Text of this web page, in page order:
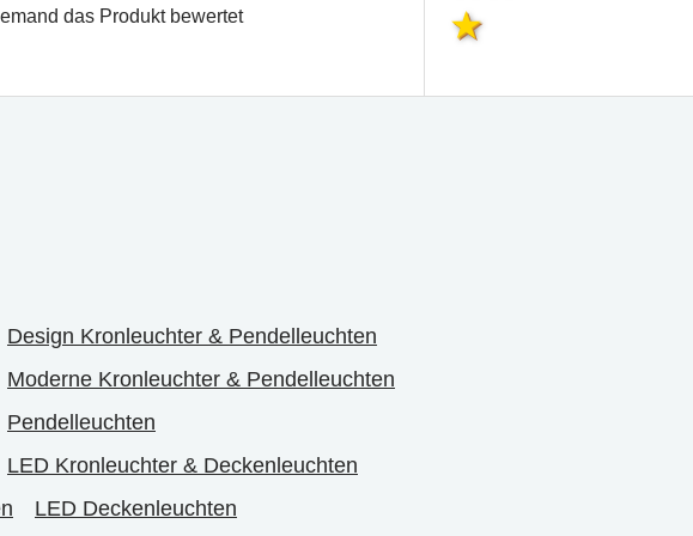
das Produkt bewertet
Design Kronleuchter & Pendelleuchten
Moderne Kronleuchter & Pendelleuchten
Pendelleuchten
LED Kronleuchter & Deckenleuchten
LED Deckenleuchten